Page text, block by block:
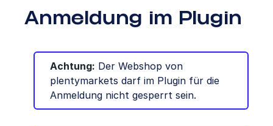
Anmeldung im Plugin
Achtung: Der Webshop von
plentymarkets darf im Plugin für die
Anmeldung nicht gesperrt sein.